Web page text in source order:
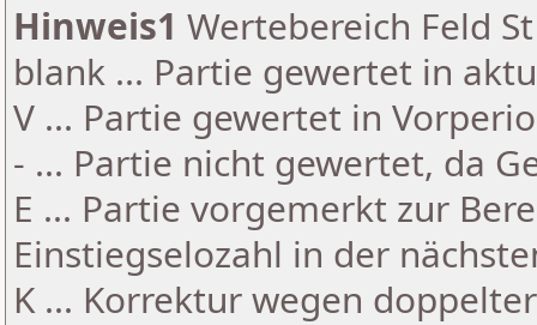
Hinweis1 Wertebereich Feld
blank ... Partie gewertet in
V ... Partie gewertet in
- ... Partie nicht gewertet, da
E ... Partie vorgemerkt zur
Einstiegselozahl in der
K ... Korrektur wegen